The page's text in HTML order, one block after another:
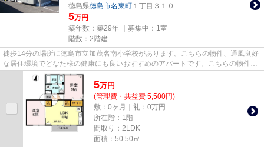
徳島県徳島市名東町 １丁目３１０
5万円
築年数：築29年 ｜募集中： 1室
階数：2階建
徒歩14分の場所に徳島市立加茂名南小学校があります。こちらの物件、通風良好
な居住環境でどなた様の健康にも良いおすすめのアパートです。こちらの物件は
自走式駐車場がご利用いただ...
5万円
(管理費・共益費 5,500円)
敷：0ヶ月｜礼：0万円
所在階：1階
間取り：2LDK
面積：50.50㎡